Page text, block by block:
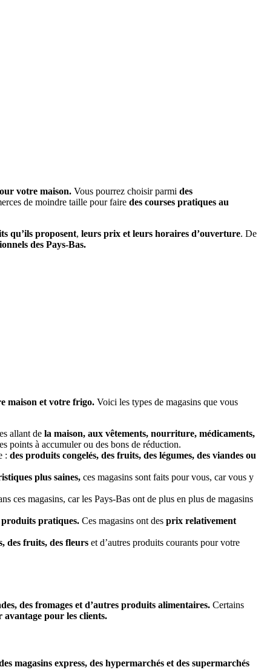
votre maison. Vous pourrez choisir parmi des
de moindre taille pour faire des courses pratiques au
qu’ils proposent, leurs prix et leurs horaires d’ouverture. De
des Pays-Bas.
maison et votre frigo. Voici les types de magasins que vous
allant de la maison, aux vêtements, nourriture, médicaments,
points à accumuler ou des bons de réduction.
: des produits congelés, des fruits, des légumes, des viandes ou
plus saines, ces magasins sont faits pour vous, car vous y
ces magasins, car les Pays-Bas ont de plus en plus de magasins
produits pratiques. Ces magasins ont des prix relativement
des fruits, des fleurs et d’autres produits courants pour votre
des fromages et d’autres produits alimentaires. Certains
pour les clients.
magasins express, des hypermarchés et des supermarchés